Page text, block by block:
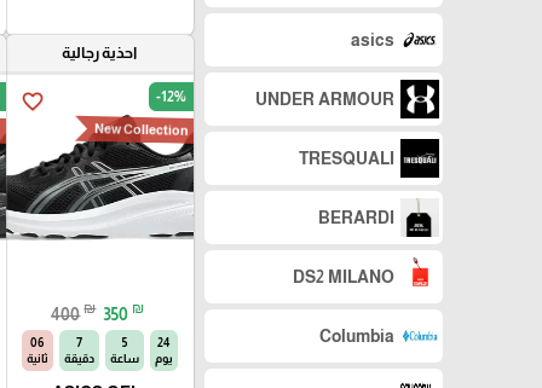
asics
UNDER ARMOUR
TRESQUALI
BERARDI
DS2 MILANO
Columbia
احذية رجالية
favorite_border -12%
New Collection
400 ₪ 350 ₪
24
يوم
5
ساعة
7
دقيقة
04
ثانية